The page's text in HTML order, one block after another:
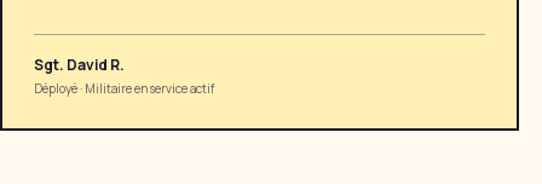
Sgt. David R.
Déployé· Militaire en service actif